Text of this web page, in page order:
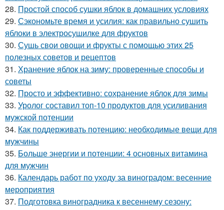
28. Простой способ сушки яблок в домашних условиях
29. Сэкономьте время и усилия: как правильно сушить
яблоки в электросушилке для фруктов
30. Сушь свои овощи и фрукты с помощью этих 25
полезных советов и рецептов
31. Хранение яблок на зиму: проверенные способы и
советы
32. Просто и эффективно: сохранение яблок для зимы
33. Уролог составил топ-10 продуктов для усиливания
мужской потенции
34. Как поддерживать потенцию: необходимые вещи для
мужчины
35. Больше энергии и потенции: 4 основных витамина
для мужчин
36. Календарь работ по уходу за виноградом: весенние
мероприятия
37. Подготовка виноградника к весеннему сезону: